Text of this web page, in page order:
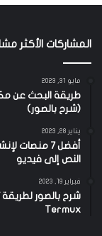
المشاركات الأكثر
مايو 31, 2023
(شرح بالصور)
يناير 28, 2023
أفضل 7
النص إلى فيديو
فبراير 19, 2023
شرح بالصور
Termux